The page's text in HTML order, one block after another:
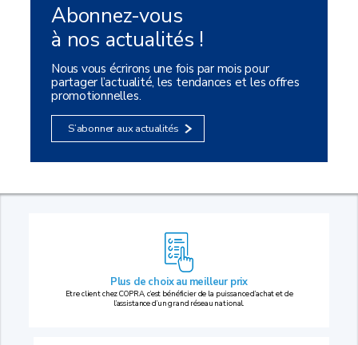
Abonnez-vous
à nos actualités !
Nous vous écrirons une fois par mois pour
partager l’actualité, les tendances et les offres
promotionnelles.
S’abonner aux actualités
Plus de choix au meilleur prix
Etre client chez COPRA, c’est bénéficier de la puissance d’achat et de
l’assistance d’un grand réseau national.